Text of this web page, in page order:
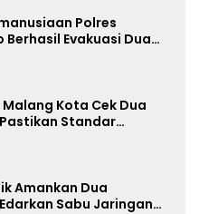
Polres
Berhasil Evakuasi Dua
Kota Cek Dua
Pastikan Standar
Amankan Dua
Sabu Jaringan